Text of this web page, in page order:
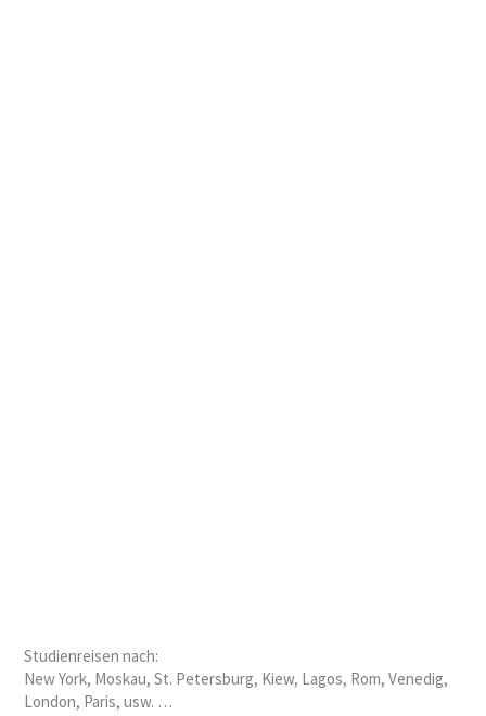
Studienreisen nach:
New York, Moskau, St. Petersburg, Kiew, Lagos, Rom, Venedig,
London, Paris, usw. …